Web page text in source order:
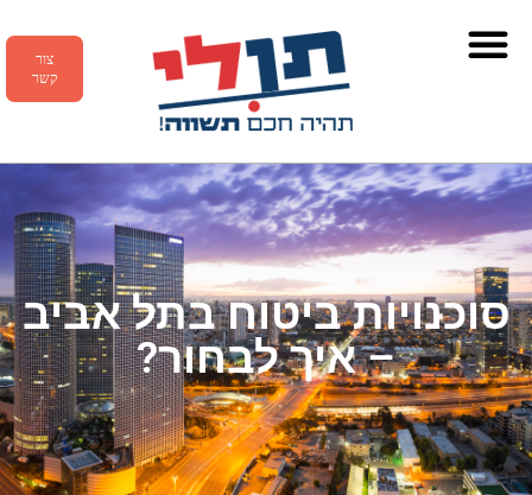
צור
קשר
סוכנויות ביטוח בתל אביב
– איך לבחור?